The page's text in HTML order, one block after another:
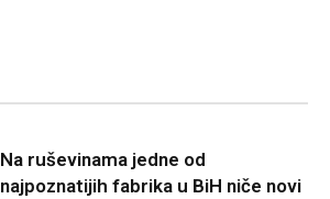
Na ruševinama jedne od
najpoznatijih fabrika u BiH niče novi